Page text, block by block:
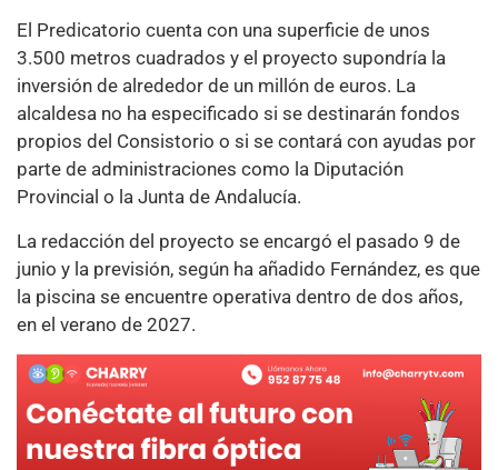
El Predicatorio cuenta con una superficie de unos
3.500 metros cuadrados y el proyecto supondría la
inversión de alrededor de un millón de euros. La
alcaldesa no ha especificado si se destinarán fondos
propios del Consistorio o si se contará con ayudas por
parte de administraciones como la Diputación
Provincial o la Junta de Andalucía.
La redacción del proyecto se encargó el pasado 9 de
junio y la previsión, según ha añadido Fernández, es que
la piscina se encuentre operativa dentro de dos años,
en el verano de 2027.